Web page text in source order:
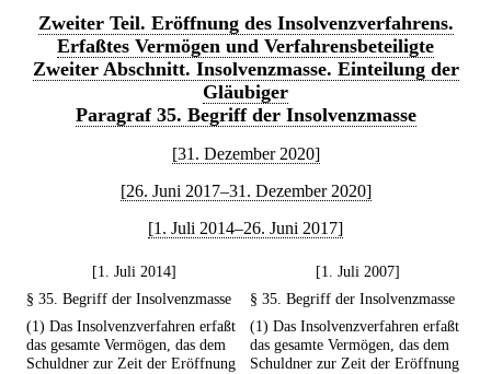
Zweiter Teil. Eröffnung des Insolvenzverfahrens.
Erfaßtes Vermögen und Verfahrensbeteiligte
Zweiter Abschnitt. Insolvenzmasse. Einteilung der
Gläubiger
Paragraf 35. Begriff der Insolvenzmasse
[31. Dezember 2020]
[26. Juni 2017–31. Dezember 2020]
[1. Juli 2014–26. Juni 2017]
[1. Juli 2014]
[1. Juli 2007]
§ 35. Begriff der Insolvenzmasse
§ 35. Begriff der Insolvenzmasse
(1) Das Insolvenzverfahren erfaßt
das gesamte Vermögen, das dem
Schuldner zur Zeit der Eröffnung
(1) Das Insolvenzverfahren erfaßt
das gesamte Vermögen, das dem
Schuldner zur Zeit der Eröffnung